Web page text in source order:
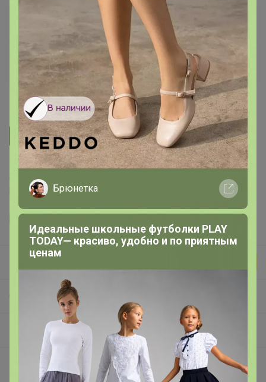
Доставка
Доставка ~ 14 дней с момента включения в
счет
После 22 августа 2026 г.
Помол
Зерно
регламентом выкупаи соглашаетесь с договором оферты
Бонифаций
Кофе упаковка 1кг
Брюнетка
Идеальные школьные футболки PLAY
TODAY— красиво, удобно и по приятным
ценам